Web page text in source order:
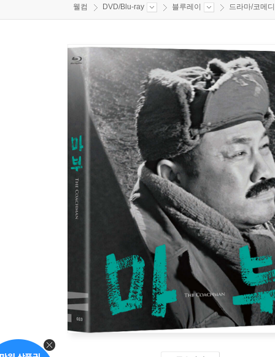
웰컴 DVD/Blu-ray 블루레이 드라마/코메